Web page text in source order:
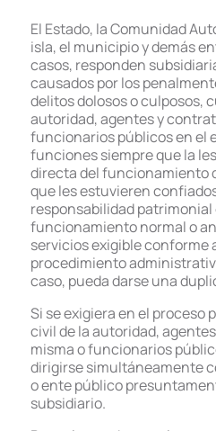
El Estado, la Comunidad
isla, el municipio y demás
casos, responden
causados por los
delitos dolosos o culposos,
autoridad, agentes y
funcionarios públicos en el
funciones siempre que la
directa del funcionamiento
que les estuvieren
responsabilidad patrimonial
funcionamiento normal o
servicios exigible conforme
procedimiento
caso, pueda darse una
Si se exigiera en el proceso
civil de la autoridad,
misma o funcionarios
dirigirse simultáneamente
o ente público
subsidiario.